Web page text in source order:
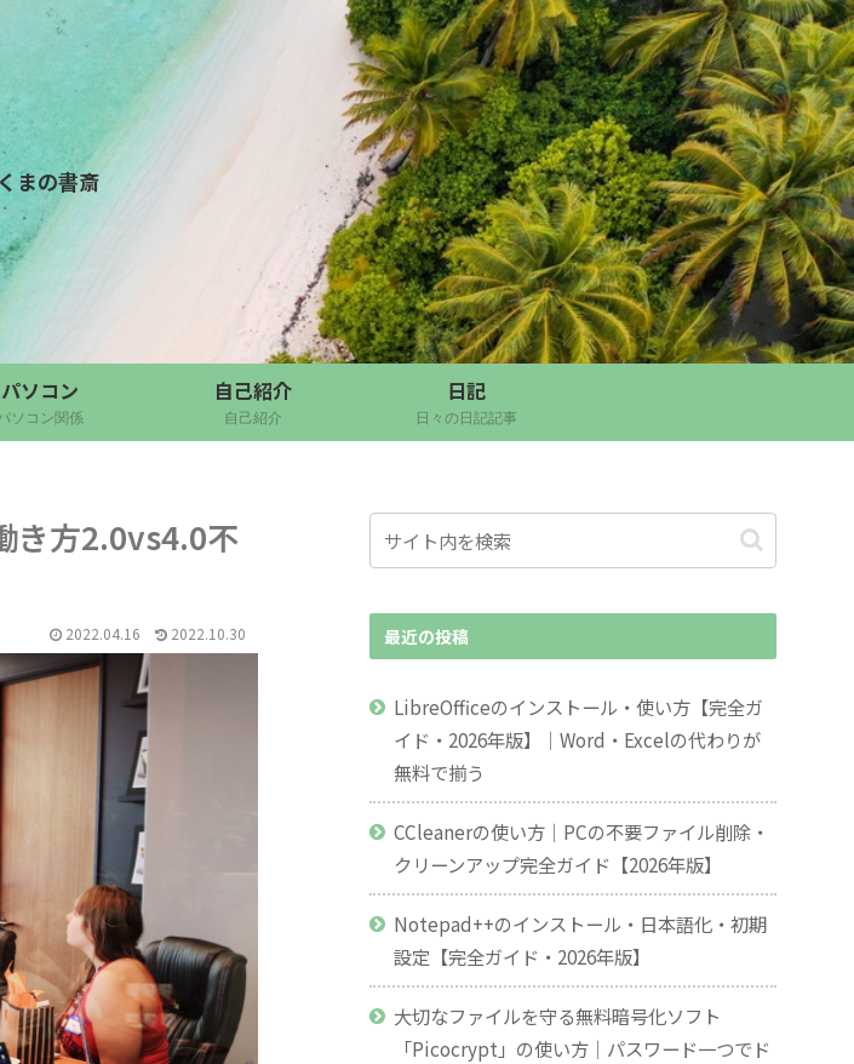
まの書斎
パソコン
ソコン関係
自己紹介
自己紹介
日記
日々の日記記事
き方2.0vs4.0不
2022.04.16 2022.10.30 最近の投稿
LibreOfficeのインストール・使い方【完全ガ
イド・2026年版】｜Word・Excelの代わりが
無料で揃う
CCleanerの使い方｜PCの不要ファイル削除・
クリーンアップ完全ガイド【2026年版】
Notepad++のインストール・日本語化・初期
設定【完全ガイド・2026年版】
大切なファイルを守る無料暗号化ソフト
「Picocrypt」の使い方｜パスワード一つでド